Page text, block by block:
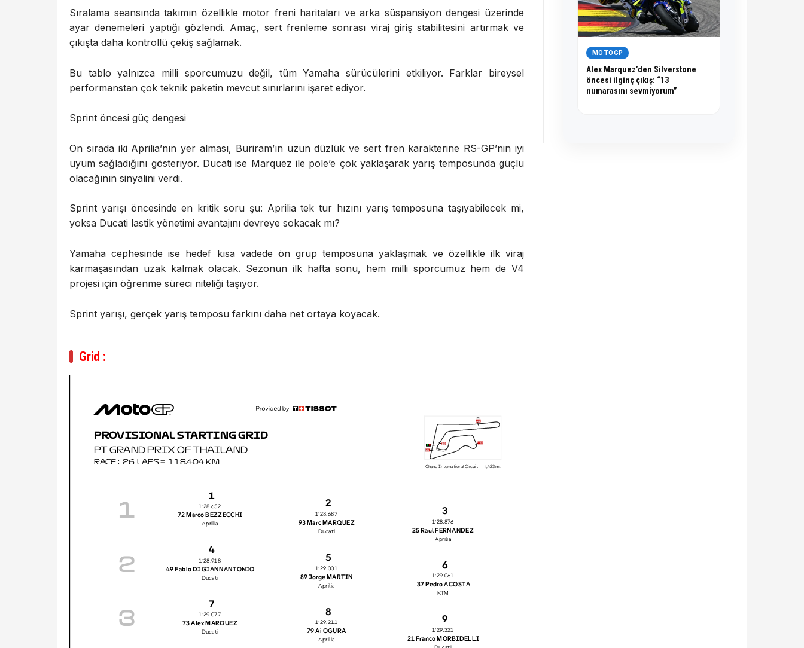
Sıralama seansında takımın özellikle motor freni haritaları ve arka süspansiyon dengesi üzerinde
ayar denemeleri yaptığı gözlendi. Amaç, sert frenleme sonrası viraj giriş stabilitesini artırmak ve
çıkışta daha kontrollü çekiş sağlamak.
Bu tablo yalnızca milli sporcumuzu değil, tüm Yamaha sürücülerini etkiliyor. Farklar bireysel
performanstan çok teknik paketin mevcut sınırlarını işaret ediyor.
Sprint öncesi güç dengesi
Ön sırada iki Aprilia’nın yer alması, Buriram’ın uzun düzlük ve sert fren karakterine RS-GP’nin iyi
uyum sağladığını gösteriyor. Ducati ise Marquez ile pole’e çok yaklaşarak yarış temposunda güçlü
olacağının sinyalini verdi.
Sprint yarışı öncesinde en kritik soru şu: Aprilia tek tur hızını yarış temposuna taşıyabilecek mi,
yoksa Ducati lastik yönetimi avantajını devreye sokacak mı?
Yamaha cephesinde ise hedef kısa vadede ön grup temposuna yaklaşmak ve özellikle ilk viraj
karmaşasından uzak kalmak olacak. Sezonun ilk hafta sonu, hem milli sporcumuz hem de V4
projesi için öğrenme süreci niteliği taşıyor.
Sprint yarışı, gerçek yarış temposu farkını daha net ortaya koyacak.
Grid :
MOTOGP
Alex Marquez’den Silverstone
öncesi ilginç çıkış: “13
numarasını sevmiyorum”